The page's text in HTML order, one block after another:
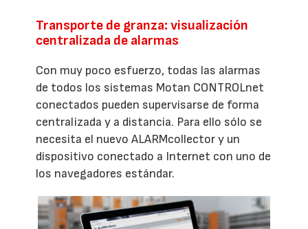
Transporte de granza: visualización
centralizada de alarmas
Con muy poco esfuerzo, todas las alarmas
de todos los sistemas Motan CONTROLnet
conectados pueden supervisarse de forma
centralizada y a distancia. Para ello sólo se
necesita el nuevo ALARMcollector y un
dispositivo conectado a Internet con uno de
los navegadores estándar.